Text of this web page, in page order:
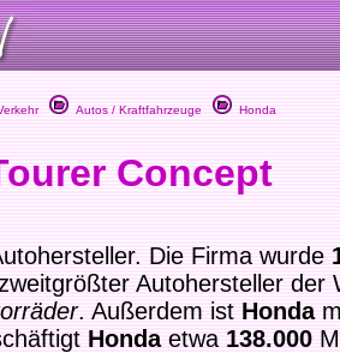
Autos / Kraftfahrzeuge Honda
Concept
Die Firma wurde
Autohersteller der
. Außerdem istHonda
Hondaetwa138.000